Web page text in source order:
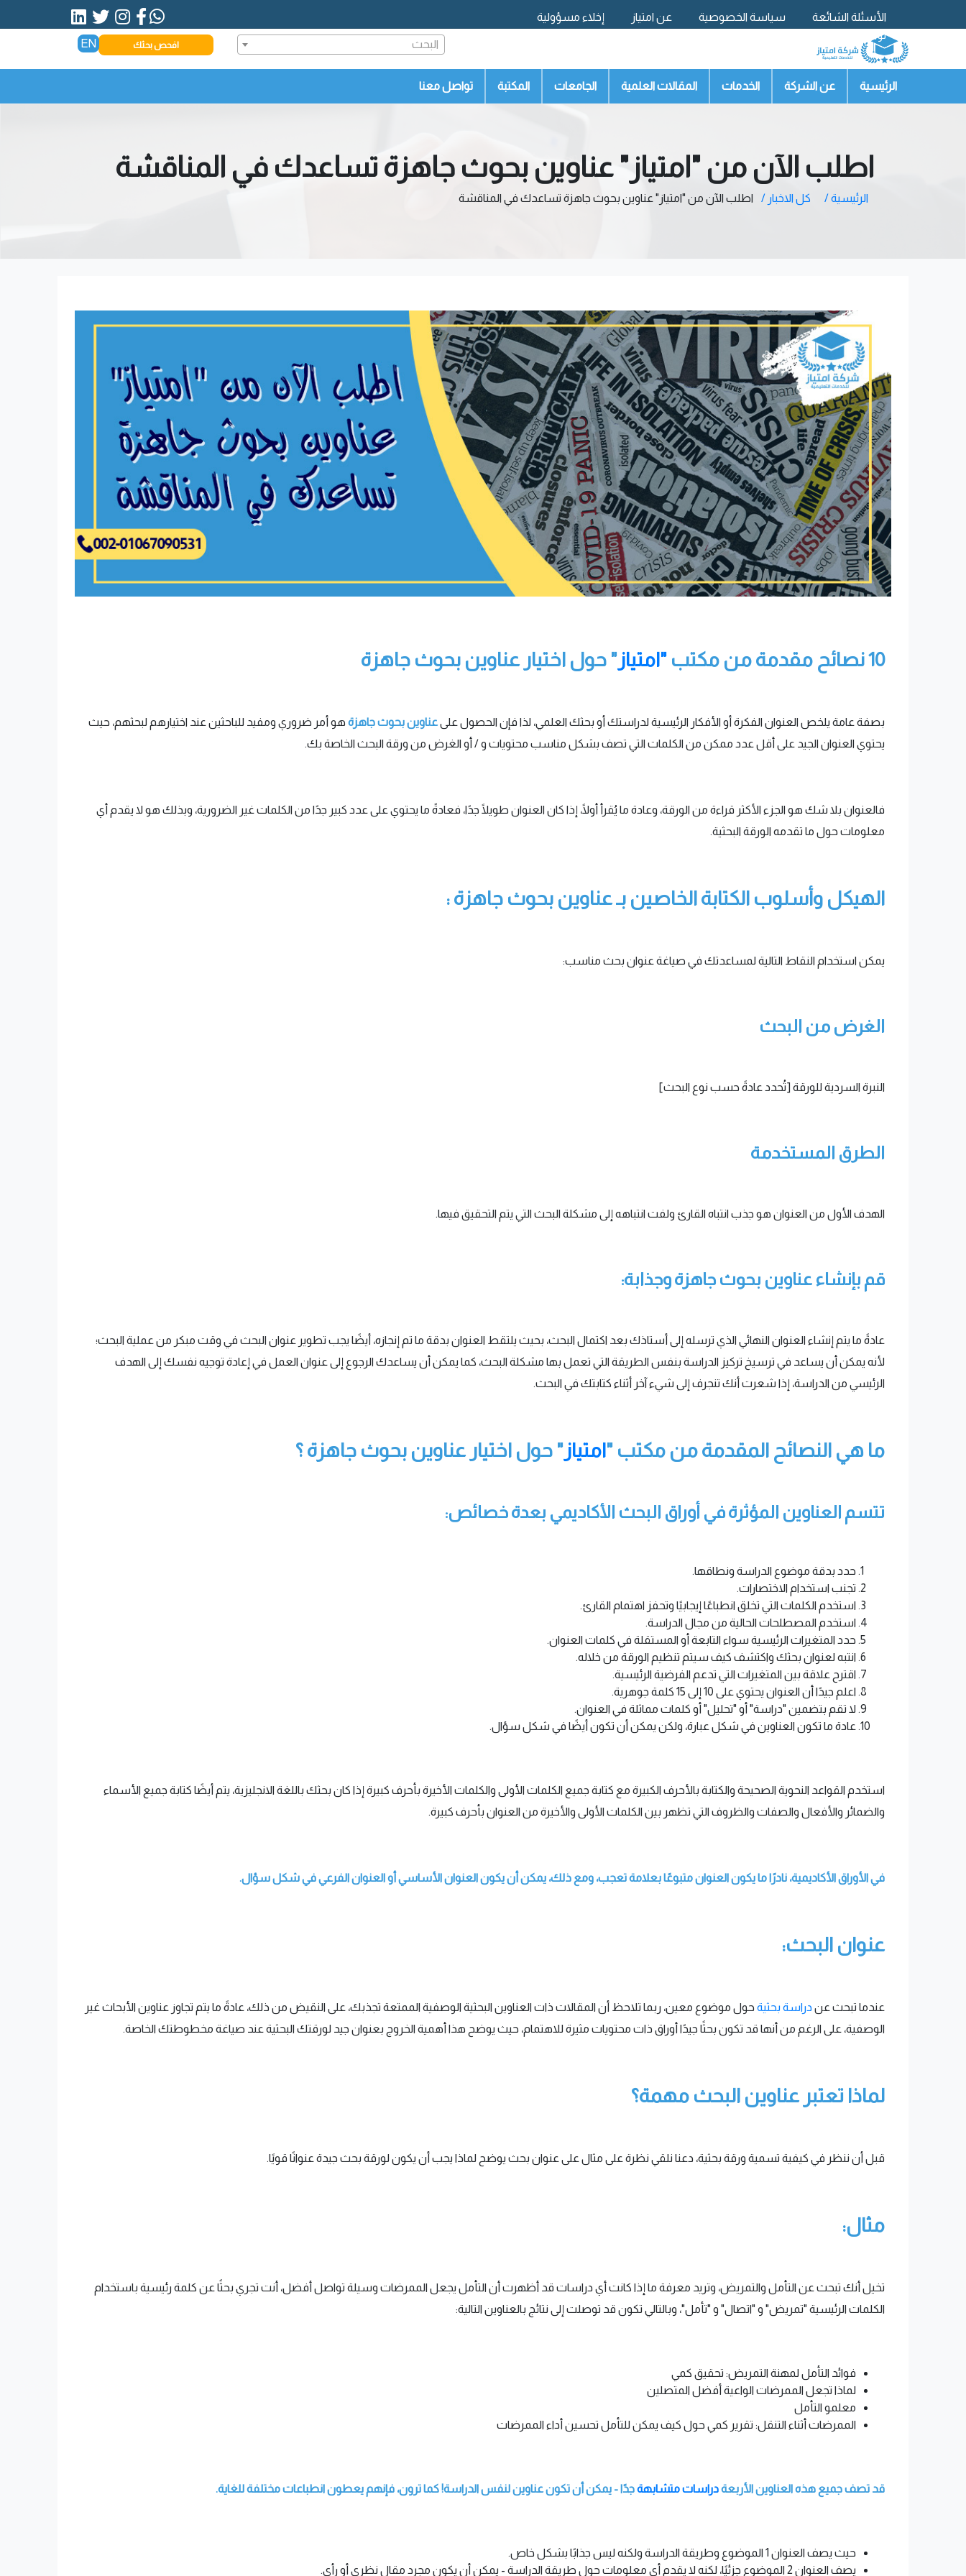
الأسئلة الشائعة سياسة الخصوصية عن امتياز
إخلاء مسؤولية
تواصل معنا
البحث افحص بحثك EN
الرئيسية عن الشركة الخدمات المقالات العلمية الجامعات المكتبة تواصل معنا
اطلب الآن من "امتياز" عناوين بحوث جاهزة تساعدك في المناقشة
الرئيسية / كل الاخبار / اطلب الآن من "امتياز" عناوين بحوث جاهزة تساعدك في المناقشة
10 نصائح مقدمة من مكتب "امتياز " حول اختيار عناوين بحوث جاهزة
بصفة عامة يلخص العنوان الفكرة أو الأفكار الرئيسية لدراستك أو بحثك العلمي، لذا فإن الحصول علىعناوين بحوث جاهزة هو أمر ضروري ومفيد للباحثين عند اختيارهم لبحثهم، حيث
يحتوي العنوان الجيد على أقل عدد ممكن من الكلمات التي تصف بشكل مناسب محتويات و / أو الغرض من ورقة البحث الخاصة بك.
فالعنوان بلا شك هو الجزء الأكثر قراءة من الورقة، وعادة ما يُقرأ أولًا، إذا كان العنوان طويلًا جدًا، فعادةً ما يحتوي على عدد كبير جدًا من الكلمات غير الضرورية، وبذلك هو لا يقدم أي
معلومات حول ما تقدمه الورقة البحثية.
الهيكل وأسلوب الكتابة الخاصين بـ عناوين بحوث جاهزة :
يمكن استخدام النقاط التالية لمساعدتك في صياغة عنوان بحث مناسب:
الغرض من البحث
النبرة السردية للورقة [تُحدد عادةً حسب نوع البحث]
الطرق المستخدمة
الهدف الأول من العنوان هو جذب انتباه القارئ ولفت انتباهه إلى مشكلة البحث التي يتم التحقيق فيها.
قم بإنشاء عناوين بحوث جاهزة وجذابة:
عادةً ما يتم إنشاء العنوان النهائي الذي ترسله إلى أستاذك بعد اكتمال البحث، بحيث يلتقط العنوان بدقة ما تم إنجازه، أيضًا يجب تطوير عنوان البحث في وقت مبكر من عملية البحث؛
لأنه يمكن أن يساعد في ترسيخ تركيز الدراسة بنفس الطريقة التي تعمل بها مشكلة البحث، كما يمكن أن يساعدك الرجوع إلى عنوان العمل في إعادة توجيه نفسك إلى الهدف
الرئيسي من الدراسة، إذا شعرت أنك تنجرف إلى شيء آخر أثناء كتابتك في البحث.
ما هي النصائح المقدمة من مكتب "امتياز " حول اختيار عناوين بحوث جاهزة ؟
تتسم العناوين المؤثرة في أوراق البحث الأكاديمي بعدة خصائص:
حدد بدقة موضوع الدراسة ونطاقها.
تجنب استخدام الاختصارات.
استخدم الكلمات التي تخلق انطباعًا إيجابيًا وتحفز اهتمام القارئ.
استخدم المصطلحات الحالية من مجال الدراسة.
حدد المتغيرات الرئيسية سواء التابعة أو المستقلة في كلمات العنوان.
انتبه لعنوان بحثك واكتشف كيف سيتم تنظيم الورقة من خلاله.
اقترح علاقة بين المتغيرات التي تدعم الفرضية الرئيسية.
اعلم جيدًا أن العنوان يحتوي على 10 إلى 15 كلمة جوهرية.
لا تقم بتضمين "دراسة" أو "تحليل" أو كلمات مماثلة في العنوان.
عادة ما تكون العناوين في شكل عبارة، ولكن يمكن أن تكون أيضًا في شكل سؤال.
استخدم القواعد النحوية الصحيحة والكتابة بالأحرف الكبيرة مع كتابة جميع الكلمات الأولى والكلمات الأخيرة بأحرف كبيرة إذا كان بحثك باللغة الانجليزية، يتم أيضًا كتابة جميع الأسماء
والضمائر والأفعال والصفات والظروف التي تظهر بين الكلمات الأولى والأخيرة من العنوان بأحرف كبيرة.
في الأوراق الأكاديمية، نادرًا ما يكون العنوان متبوعًا بعلامة تعجب، ومع ذلك، يمكن أن يكون العنوان الأساسي أو العنوان الفرعي في شكل سؤال.
عنوان البحث:
عندما تبحث عندراسة بحثية حول موضوع معين، ربما تلاحظ أن المقالات ذات العناوين البحثية الوصفية الممتعة تجذبك، على النقيض من ذلك، عادةً ما يتم تجاوز عناوين الأبحاث غير
الوصفية، على الرغم من أنها قد تكون بحثًا جيدًا أوراق ذات محتويات مثيرة للاهتمام، حيث يوضح هذا أهمية الخروج بعنوان جيد لورقتك البحثية عند صياغة مخطوطتك الخاصة.
لماذا تعتبر عناوين البحث مهمة؟
قبل أن ننظر في كيفية تسمية ورقة بحثية، دعنا نلقي نظرة على مثال على عنوان بحث يوضح لماذا يجب أن يكون لورقة بحث جيدة عنوانًا قويًا.
مثال:
تخيل أنك تبحث عن التأمل والتمريض، وتريد معرفة ما إذا كانت أي دراسات قد أظهرت أن التأمل يجعل الممرضات وسيلة تواصل أفضل، أنت تجري بحثًا عن كلمة رئيسية باستخدام
الكلمات الرئيسية "تمريض" و "اتصال" و "تأمل"، وبالتالي تكون قد توصلت إلى نتائج بالعناوين التالية:
فوائد التأمل لمهنة التمريض: تحقيق كمي
لماذا تجعل الممرضات الواعية أفضل المتصلين
معلمو التأمل
الممرضات أثناء التنقل: تقرير كمي حول كيف يمكن للتأمل تحسين أداء الممرضات
قد تصف جميع هذه العناوين الأربعةدراسات متشابهةجدًا - يمكن أن تكون عناوين لنفس الدراسة! كما ترون، فإنهم يعطون انطباعات مختلفة للغاية.
حيث يصف العنوان 1 الموضوع وطريقة الدراسة ولكنه ليس جذابًا بشكل خاص.
يصف العنوان 2 الموضوع جزئيًا، لكنه لا يقدم أي معلومات حول طريقة الدراسة - يمكن أن يكون مجرد مقال نظري أو رأي.